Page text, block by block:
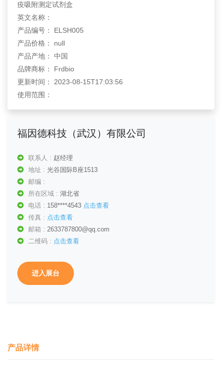
疫吸附测定试剂盒
英文名称：
产品编号： ELSH005
产品价格： null
产品产地： 中国
品牌商标： Frdbio
更新时间： 2023-08-15T17:03:56
使用范围：
福因德科技（武汉）有限公司
联系人 : 赵经理
地址 : 光谷国际B座1513
邮编 :
所在区域 : 湖北省
电话 : 158****4543 点击查看
传真 : 点击查看
邮箱 : 2633787800@qq.com
二维码 : 点击查看
进入展台
产品详情